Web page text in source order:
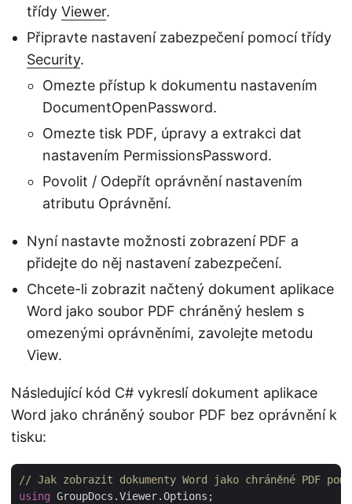
třídy Viewer.
Připravte nastavení zabezpečení pomocí třídy
Security.
Omezte přístup k dokumentu nastavením
DocumentOpenPassword.
Omezte tisk PDF, úpravy a extrakci dat
nastavením PermissionsPassword.
Povolit / Odepřít oprávnění nastavením
atributu Oprávnění.
Nyní nastavte možnosti zobrazení PDF a
přidejte do něj nastavení zabezpečení.
Chcete-li zobrazit načtený dokument aplikace
Word jako soubor PDF chráněný heslem s
omezenými oprávněními, zavolejte metodu
View.
Následující kód C# vykreslí dokument aplikace
Word jako chráněný soubor PDF bez oprávnění k
tisku:
// Jak zobrazit dokumenty Word jako chráněné PDF
using GroupDocs.Viewer.Options;